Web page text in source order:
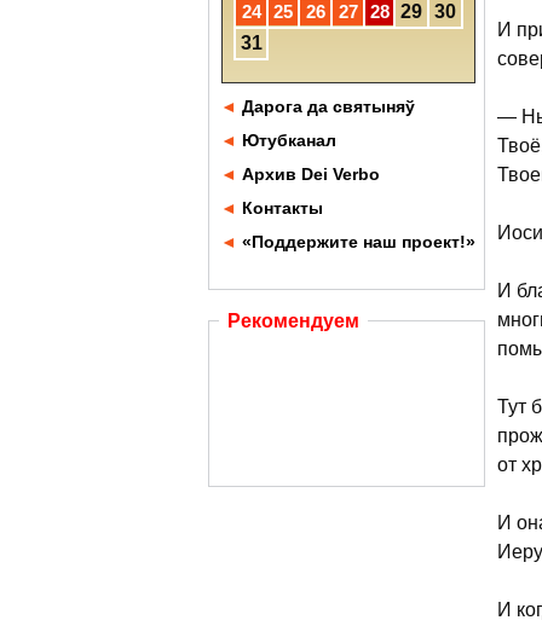
24
25 26 27 28 29 30
31
◄ Дарога да святыняў
◄ Ютубканал
◄ Архив Dei Verbo
◄ Контакты
◄ «Поддержите наш проект!»
Рекомендуем
И
—
И
Тут
от
И
И